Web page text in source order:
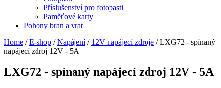
Příslušenství pro fotopasti
Paměťové karty
Pohony bran a vrat
Home / E-shop / Napájení / 12V napájecí zdroje /LXG72 - spínaný
napájecí zdroj 12V - 5A
LXG72 - spínaný napájecí zdroj 12V - 5A